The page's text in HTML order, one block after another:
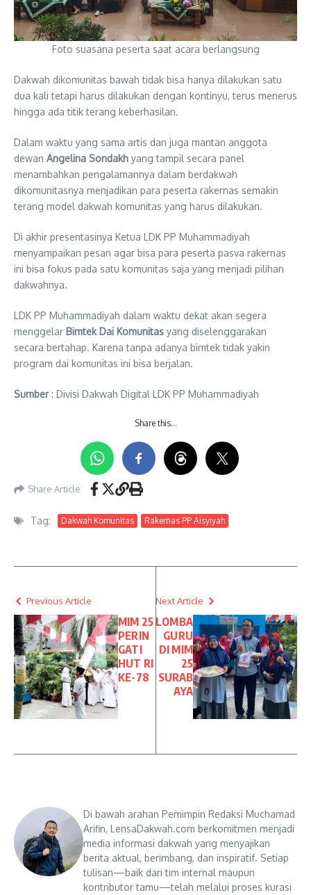
Foto suasana peserta saat acara berlangsung
Dakwah dikomunitas bawah tidak bisa hanya dilakukan satu
dua kali tetapi harus dilakukan dengan kontinyu, terus menerus
hingga ada titik terang keberhasilan.
Dalam waktu yang sama artis dan juga mantan anggota
dewan Angelina Sondakh yang tampil secara panel
menambahkan pengalamannya dalam berdakwah
dikomunitasnya menjadikan para peserta rakernas semakin
terang model dakwah komunitas yang harus dilakukan.
Di akhir presentasinya Ketua LDK PP Muhammadiyah
menyampaikan pesan agar bisa para peserta pasva rakernas
ini bisa fokus pada satu komunitas saja yang menjadi pilihan
dakwahnya.
LDK PP Muhammadiyah dalam waktu dekat akan segera
menggelar Bimtek Dai Komunitas yang diselenggarakan
secara bertahap. Karena tanpa adanya bimtek tidak yakin
program dai komunitas ini bisa berjalan.
Sumber: Divisi Dakwah Digital LDK PP Muhammadiyah
Share this…
Share Article
Tag: Dakwah Komunitas Rakernas PP Aisyiyah
Previous Article
MIM 25
PERIN
GATI
HUT RI
KE-78
Next Article
LOMBA
GURU
DI MIM
25
SURAB
AYA
Di bawah arahan Pemimpin Redaksi Muchamad
Arifin, LensaDakwah.com berkomitmen menjadi
media informasi dakwah yang menyajikan
berita aktual, berimbang, dan inspiratif. Setiap
tulisan—baik dari tim internal maupun
kontributor tamu—telah melalui proses kurasi